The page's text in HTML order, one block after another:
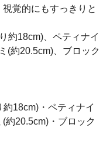
覚的にもすっきりと
約18cm)、ペティナイ
(約20.5cm)、ブロック
約18cm)・ペティナイ
約20.5cm)・ブロック